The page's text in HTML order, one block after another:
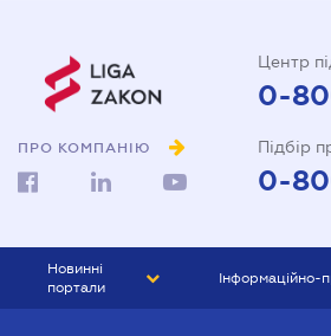
ПРО КОМПАНІЮ
Центр
0-
Підбір
0-
Новинні
портали
Інформаційно-